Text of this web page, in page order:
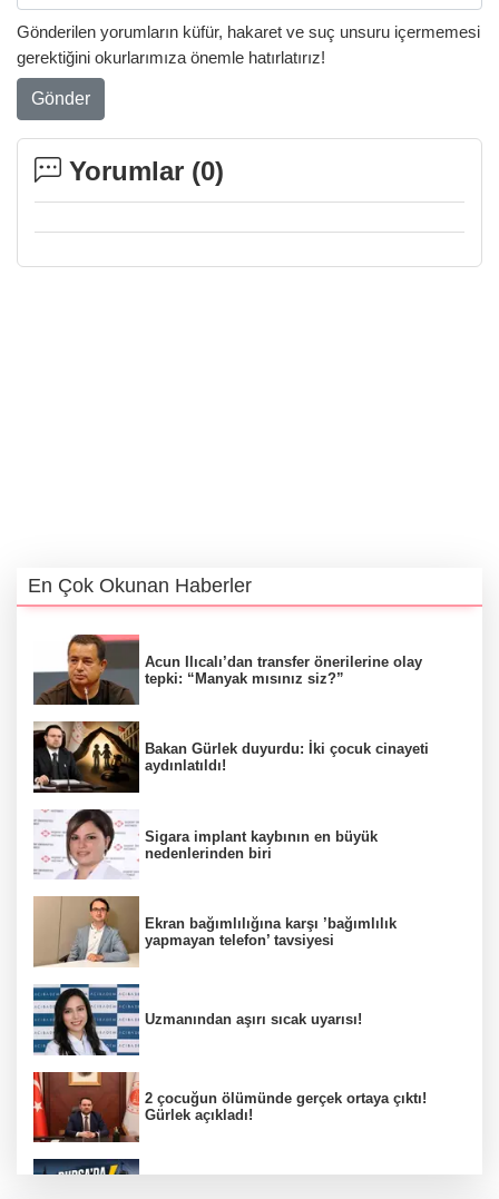
Gönderilen yorumların küfür, hakaret ve suç unsuru içermemesi
gerektiğini okurlarımıza önemle hatırlatırız!
Gönder
Yorumlar (0)
En Çok Okunan Haberler
Acun Ilıcalı’dan transfer önerilerine olay
tepki: “Manyak mısınız siz?”
Bakan Gürlek duyurdu: İki çocuk cinayeti
aydınlatıldı!
Sigara implant kaybının en büyük
nedenlerinden biri
Ekran bağımlılığına karşı ’bağımlılık
yapmayan telefon’ tavsiyesi
Uzmanından aşırı sıcak uyarısı!
2 çocuğun ölümünde gerçek ortaya çıktı!
Gürlek açıkladı!